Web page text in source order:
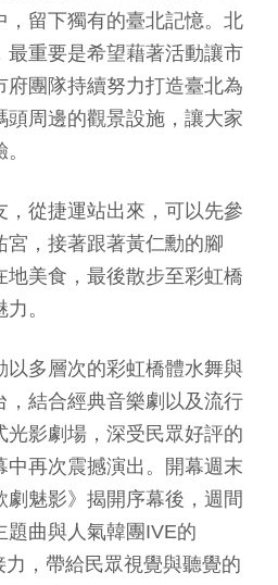
，留下獨有的臺北記憶。北
最重要是希望藉著活動讓市
府團隊持續努力打造臺北為
頭周邊的觀景設施，讓大家
，從捷運站出來，可以先參
宮，接著跟著黃仁勳的腳
地美食，最後散步至彩虹橋
。
以多層次的彩虹橋體水舞與
，結合經典音樂劇以及流行
光影劇場，深受民眾好評的
中再次震撼演出。開幕週末
劇魅影》揭開序幕後，週間
題曲與人氣韓團IVE的
力，帶給民眾視覺與聽覺的